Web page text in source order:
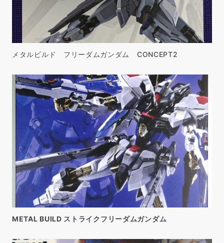
メタルビルド フリーダムガンダム CONCEPT2
METAL BUILD ストライクフリーダムガンダム